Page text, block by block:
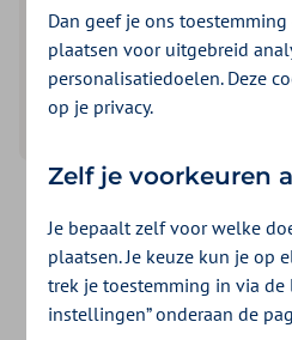
onderbelicht blijven. Ze
klachten serieus te nemen
zoeken.
Was dit
Ja
Dan geef je ons
plaatsen voor uitgebreid
personalisatiedoelen. Deze
op je privacy.
Zelf je voorkeuren
Je bepaalt zelf voor welke
plaatsen. Je keuze kun je op
trek je toestemming in via de
instellingen” onderaan de